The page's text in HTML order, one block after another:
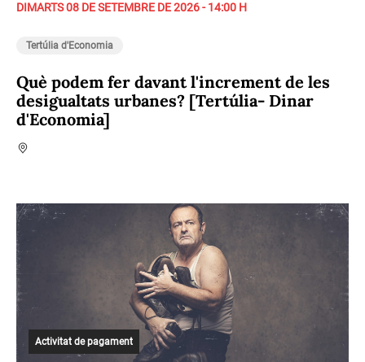
DIMARTS 08 DE SETEMBRE DE 2026 - 14:00 H
Tertúlia d'Economia
Què podem fer davant l'increment de les
desigualtats urbanes? [Tertúlia- Dinar
d'Economia]
Activitat de pagament